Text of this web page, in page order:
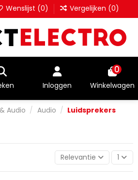
Wenslijst (0) Vergelijken (0)
Inloggen
0
Winkelwagen
Audio Audio
Luidsprekers
Relevantie 1